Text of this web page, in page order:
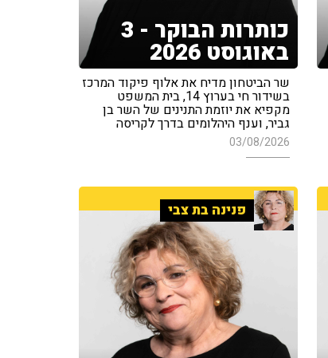
כותרות הבוקר - 3
באוגוסט 2026
שר הביטחון מדיח את אלוף פיקוד המרכז
בשידור חי בערוץ 14, בית המשפט
מקפיא את יוזמת התנינים של השר בן
גביר, וענף היהלומים בדרך לקריסה
03/08/2026
פנינה בת צבי